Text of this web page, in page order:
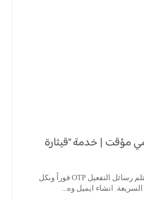
مؤقت | خدمة "قيثارة
بريد إلكتروني وهمي مؤقت استلم رسائل التفعيل OTP فوراً وبكل
انشاء ايميل وه...